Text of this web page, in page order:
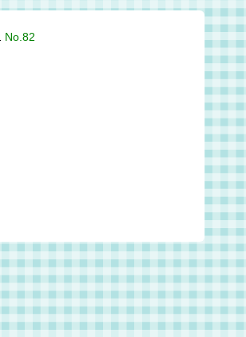
No.82